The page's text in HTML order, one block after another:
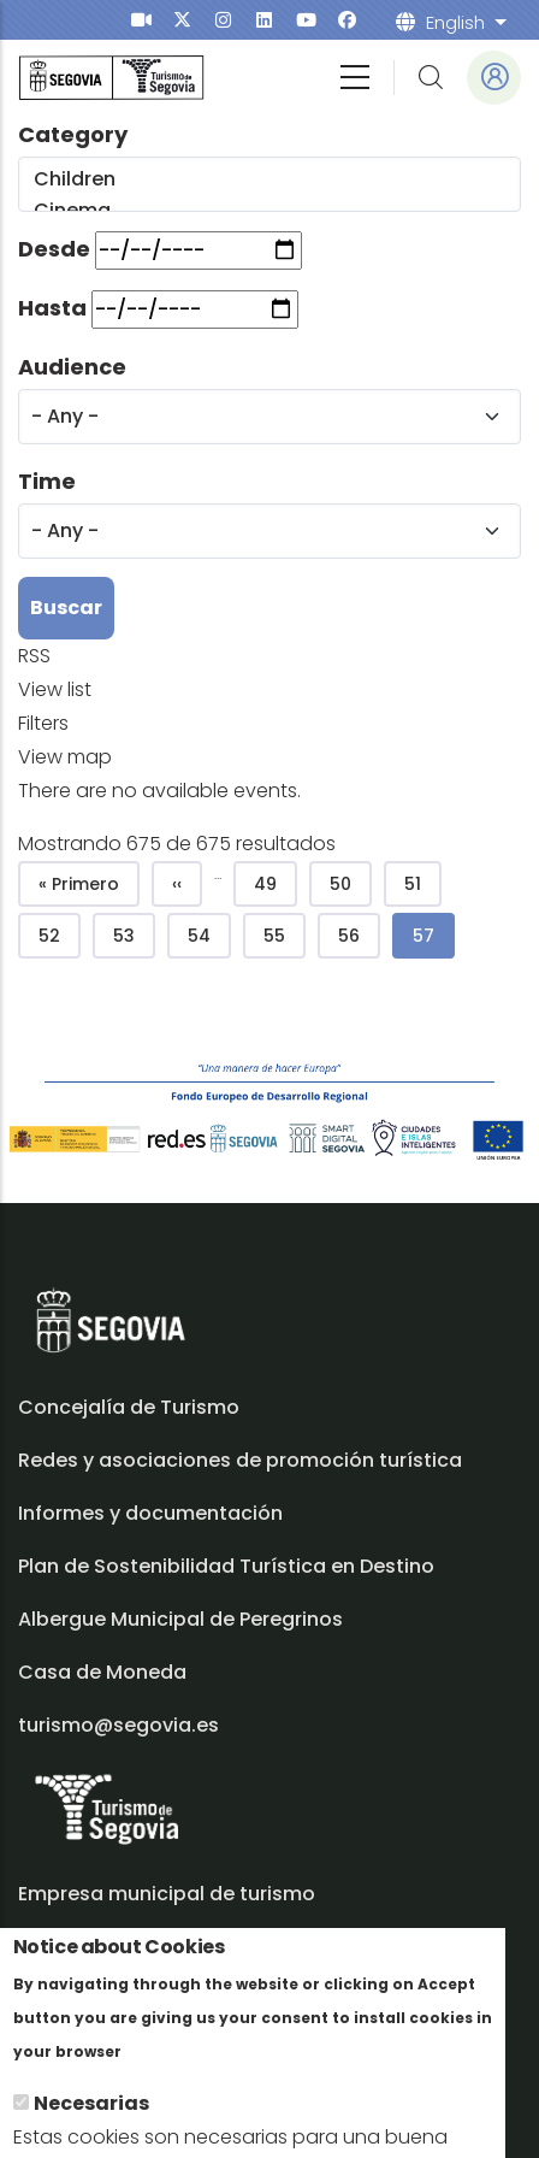
Notice about Cookies
By navigating through the website or clicking on Accept
button you are giving us your consent to install cookies in
your browser
Necesarias
Estas cookies son necesarias para una buena
Skip to main content English List
Category
Desde
Hasta
Audience
Time
RSS
View list
Filters
View map
There are no available events.
Mostrando 675 de 675 resultados
Pagination
First page
« Primero Previous page
‹‹ … Page
49 Page
50 Page
51
Page
52 Page
53 Page
54 Page
55 Page
56 Current page
57
Concejalía de Turismo
Redes y asociaciones de promoción turística
Informes y documentación
Plan de Sostenibilidad Turística en Destino
Albergue Municipal de Peregrinos
Casa de Moneda
turismo@segovia.es
Empresa municipal de turismo
Trabaja con nosotros
Informes y documentación
Perfil del contratante
Oficinas de Turismo